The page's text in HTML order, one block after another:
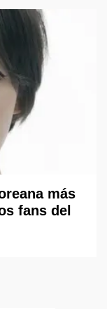
más
fans del